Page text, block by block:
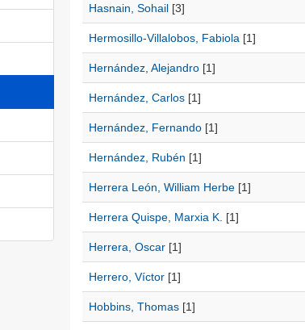
Hasnain, Sohail[3]
Hermosillo-Villalobos, Fabiola [1]
Hernández, Alejandro[1]
Hernández, Carlos[1]
Hernández, Fernando[1]
Hernández, Rubén [1]
Herrera León, William Herbe[1]
Herrera Quispe, Marxia K. [1]
Herrera, Oscar[1]
Herrero, Víctor[1]
Hobbins, Thomas[1]